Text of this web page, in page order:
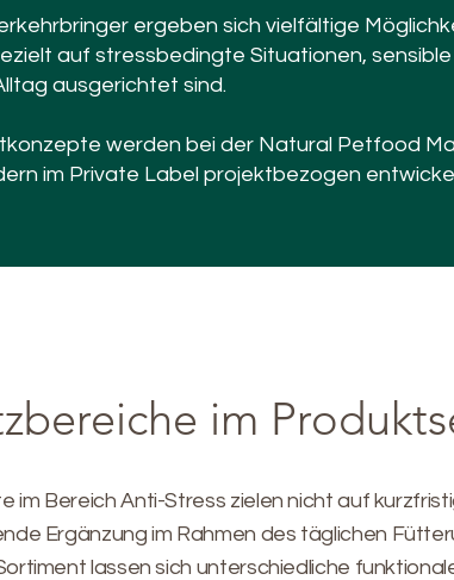
ergeben sich vielfältige
auf stressbedingte Situationen,
ausgerichtet sind.
werden bei der Natural Petfood
im Private Label projektbezogen
im
im Bereich Anti-Stress zielen nicht auf
Ergänzung im Rahmen des täglichen
lassen sich unterschiedliche